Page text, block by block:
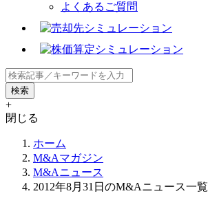
よくあるご質問
+
閉じる
ホーム
M&Aマガジン
M&Aニュース
2012年8月31日のM&Aニュース一覧